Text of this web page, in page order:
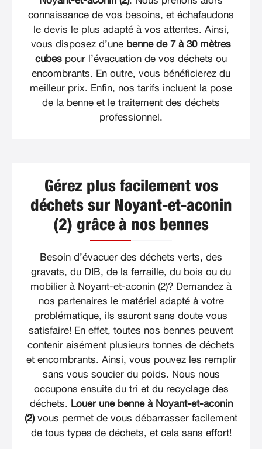
connaissance de vos besoins, et échafaudons
le devis le plus adapté à vos attentes. Ainsi,
vous disposez d’une benne de 7 à 30 mètres
cubes pour l’évacuation de vos déchets ou
encombrants. En outre, vous bénéficierez du
meilleur prix. Enfin, nos tarifs incluent la pose
de la benne et le traitement des déchets
professionnel.
Gérez plus facilement vos
déchets sur Noyant-et-aconin
(2) grâce à nos bennes
Besoin d’évacuer des déchets verts, des
gravats, du DIB, de la ferraille, du bois ou du
mobilier à Noyant-et-aconin (2)? Demandez à
nos partenaires le matériel adapté à votre
problématique, ils sauront sans doute vous
satisfaire! En effet, toutes nos bennes peuvent
contenir aisément plusieurs tonnes de déchets
et encombrants. Ainsi, vous pouvez les remplir
sans vous soucier du poids. Nous nous
occupons ensuite du tri et du recyclage des
déchets. Louer une benne à Noyant-et-aconin
(2)vous permet de vous débarrasser facilement
de tous types de déchets, et cela sans effort!